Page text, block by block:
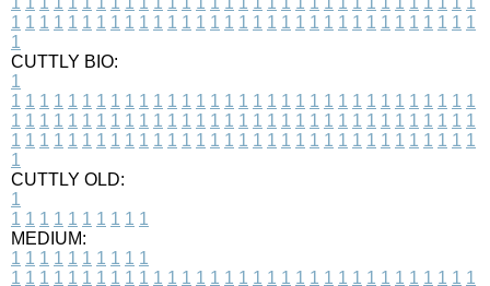
1 1 1 1 1 1 1 1 1 1 1 1 1 1 1 1 1 1 1 1 1 1 1 1 1 1 1 1 1 1 1 1 1
1
CUTTLY BIO:
1
1 1 1 1 1 1 1 1 1 1 1 1 1 1 1 1 1 1 1 1 1 1 1 1 1 1 1 1 1 1 1 1 1
1 1 1 1 1 1 1 1 1 1 1 1 1 1 1 1 1 1 1 1 1 1 1 1 1 1 1 1 1 1 1 1 1
1 1 1 1 1 1 1 1 1 1 1 1 1 1 1 1 1 1 1 1 1 1 1 1 1 1 1 1 1 1 1 1 1
1
CUTTLY OLD:
1
1 1 1 1 1 1 1 1 1 1
MEDIUM:
1 1 1 1 1 1 1 1 1 1
1 1 1 1 1 1 1 1 1 1 1 1 1 1 1 1 1 1 1 1 1 1 1 1 1 1 1 1 1 1 1 1 1